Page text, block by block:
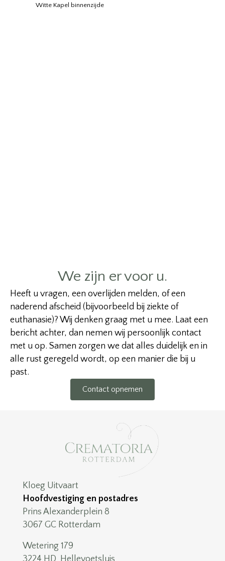
Witte Kapel binnenzijde
We zijn er voor u.
Heeft u vragen, een overlijden melden, of een
naderend afscheid (bijvoorbeeld bij ziekte of
euthanasie)? Wij denken graag met u mee. Laat een
bericht achter, dan nemen wij persoonlijk contact
met u op. Samen zorgen we dat alles duidelijk en in
alle rust geregeld wordt, op een manier die bij u
past.
Contact opnemen
Kloeg Uitvaart
Hoofdvestiging en postadres
Prins Alexanderplein 8
3067 GC Rotterdam
Wetering 179
3224 HD Hellevoetsluis